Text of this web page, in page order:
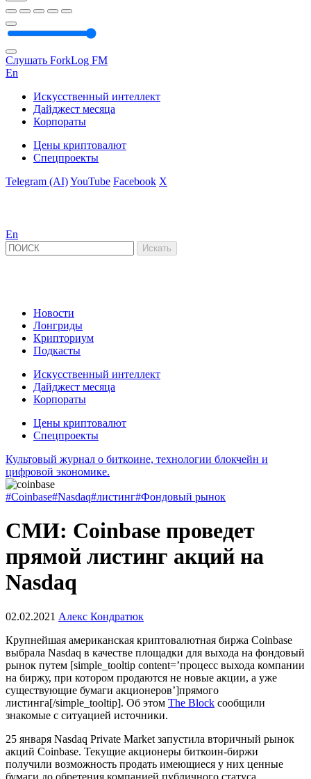
Слушать ForkLog FM
En
Искусственный интеллект
Дайджест месяца
Корпораты
Цены криптовалют
Спецпроекты
Telegram (AI)YouTube Facebook X
En
Новости
Лонгриды
Крипториум
Подкасты
Искусственный интеллект
Дайджест месяца
Корпораты
Цены криптовалют
Спецпроекты
Культовый журнал о биткоине, технологии блокчейн и
цифровой экономике.
#Coinbase#Nasdaq#листинг#Фондовый рынок
СМИ: Coinbase проведет
прямой листинг акций на
Nasdaq
02.02.2021 Алекс Кондратюк
Крупнейшая американская криптовалютная биржа Coinbase
выбрала Nasdaq в качестве площадки для выхода на фондовый
рынок путем [simple_tooltip content=’процесс выхода компании
на биржу, при котором продаются не новые акции, а уже
существующие бумаги акционеров’]прямого
листинга[/simple_tooltip]. Об этом The Block сообщили
знакомые с ситуацией источники.
25 января Nasdaq Private Market запустила вторичный рынок
акций Coinbase. Текущие акционеры биткоин-биржи
получили возможность продать имеющиеся у них ценные
бумаги до обретения компанией публичного статуса.